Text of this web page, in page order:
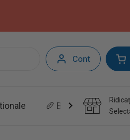
Cont
🥖 Brutarie&Patiserie